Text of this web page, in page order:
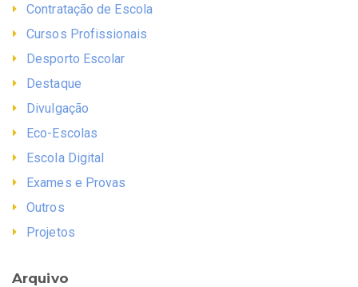
Contratação de Escola
Cursos Profissionais
Desporto Escolar
Destaque
Divulgação
Eco-Escolas
Escola Digital
Exames e Provas
Outros
Projetos
Arquivo